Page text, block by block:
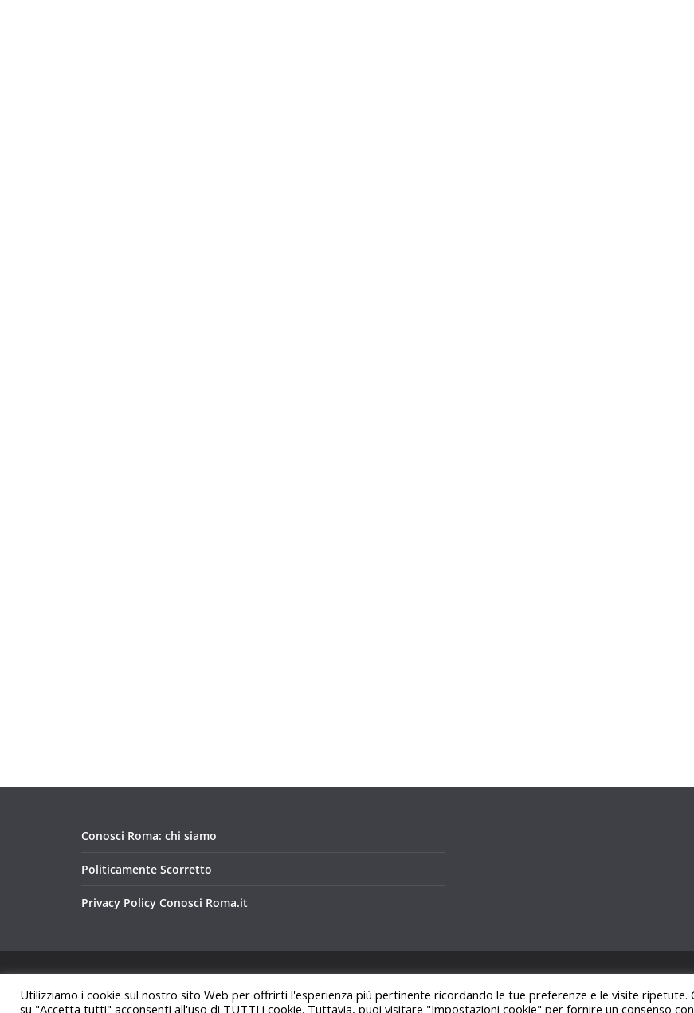
Conosci Roma: chi siamo
Politicamente Scorretto
Privacy Policy Conosci Roma.it
Tema:ColorMagdi ThemeGrill. Powered byWordPress.
Utilizziamo i cookie sul nostro sito Web per offrirti l'esperienza più pertinente ricordando le tue preferenze e le visite ripetute.
su "Accetta tutti" acconsenti all'uso di TUTTI i cookie. Tuttavia, puoi visitare "Impostazioni cookie" per fornire un consenso